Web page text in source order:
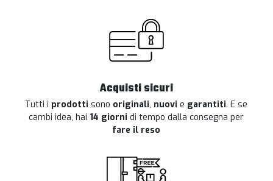
Acquisti sicuri
Tutti i prodotti sono originali, nuovi e garantiti. E se
cambi idea, hai 14 giorni di tempo dalla consegna per
fare il reso